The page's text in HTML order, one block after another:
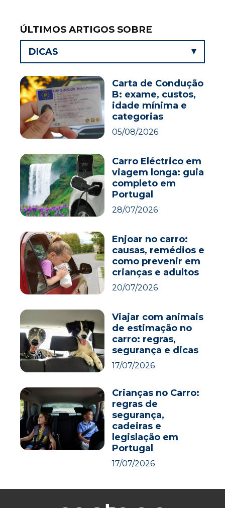
ÚLTIMOS ARTIGOS SOBRE
DICAS
Carta de Condução
B: exame, custos,
idade mínima e
categorias
05/08/2026
Carro Eléctrico em
viagem longa: guia
completo em
Portugal
28/07/2026
Enjoar no carro:
causas, remédios e
como prevenir em
crianças e adultos
20/07/2026
Viajar com animais
de estimação no
carro: regras,
segurança e dicas
17/07/2026
Crianças no Carro:
regras de
segurança,
cadeiras e
legislação em
Portugal
17/07/2026